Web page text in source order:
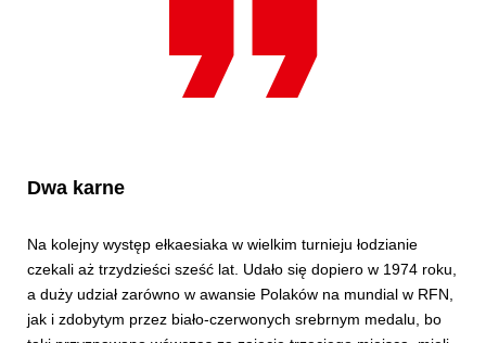
Dwa karne
Na kolejny występ ełkaesiaka w wielkim turnieju łodzianie
czekali aż trzydzieści sześć lat. Udało się dopiero w 1974 roku,
a duży udział zarówno w awansie Polaków na mundial w RFN,
jak i zdobytym przez biało-czerwonych srebrnym medalu, bo